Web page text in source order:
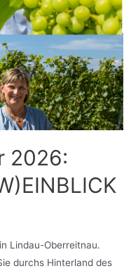
2026:
Lindau-Oberreitnau.
durchs Hinterland des